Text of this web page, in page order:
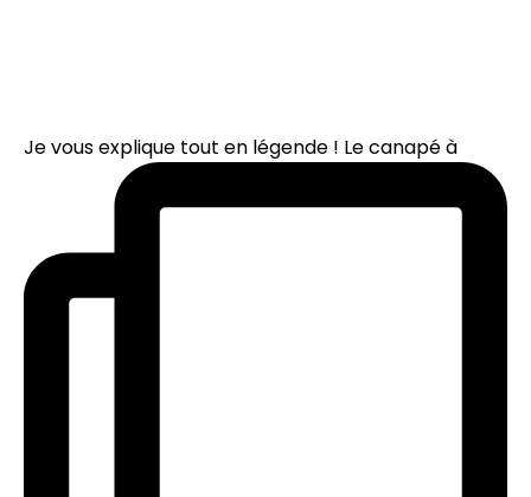
Je vous explique tout en légende ! Le canapé à